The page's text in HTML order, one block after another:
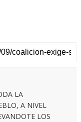
LA
A NIVEL
LOS